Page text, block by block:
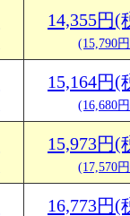
14,355円(
(15,790
15,164円(
(16,680
15,973円(
(17,570
16,773円(